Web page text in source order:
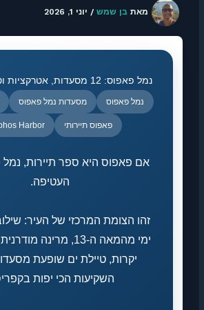
בן שמש /יוני 1, 2026
מסעדות נמל פאפוס מבצר פאפוס
פאפוס תיירותי Paphos Harbor
פאפוס היא ספר תיירות, נמל פאפוס הוא
הצומת המרכזי של העיר: שילוב של מבצר
ימי מהמאה ה-13, מרינה מודרנית עם יאכטות
יקרות, טיילת ים שופעת מסעדות, ואחת
השקיעות הכי יפות בקפריסין.